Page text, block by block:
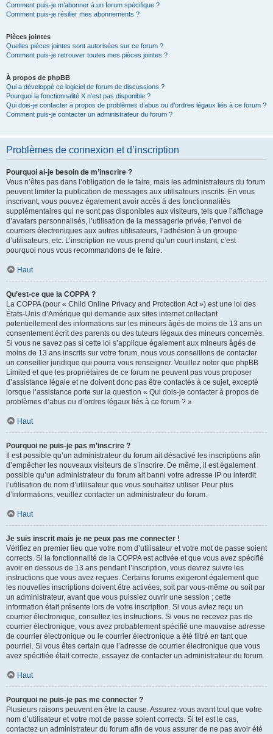
Comment puis-je m’abonner à un forum spécifique ?
Comment puis-je résilier mes abonnements ?
Pièces jointes
Quelles pièces jointes sont autorisées sur ce forum ?
Comment puis-je retrouver toutes mes pièces jointes ?
À propos de phpBB
Qui a développé ce logiciel de forum de discussions ?
Pourquoi la fonctionnalité X n’est pas disponible ?
Qui dois-je contacter à propos de problèmes d’abus ou d’ordres légaux liés à ce forum ?
Comment puis-je contacter un administrateur du forum ?
Problèmes de connexion et d’inscription
Pourquoi ai-je besoin de m’inscrire ?
Vous n’êtes pas dans l’obligation de le faire, mais les administrateurs du forum
peuvent limiter la publication de messages aux utilisateurs inscrits. En vous
inscrivant, vous pouvez également avoir accès à des fonctionnalités
supplémentaires qui ne sont pas disponibles aux visiteurs, tels que l’affichage
d’avatars personnalisés, l’utilisation de la messagerie privée, l’envoi de
courriers électroniques aux autres utilisateurs, l’adhésion à un groupe
d’utilisateurs, etc. L’inscription ne vous prend qu’un court instant, c’est
pourquoi nous vous recommandons de le faire.
Haut
Qu’est-ce que la COPPA ?
La COPPA (pour « Child Online Privacy and Protection Act ») est une loi des
États-Unis d’Amérique qui demande aux sites internet collectant
potentiellement des informations sur les mineurs âgés de moins de 13 ans un
consentement écrit des parents ou des tuteurs légaux des mineurs concernés.
Si vous ne savez pas si cette loi s’applique également aux mineurs âgés de
moins de 13 ans inscrits sur votre forum, nous vous conseillons de contacter
un conseiller juridique qui pourra vous renseigner. Veuillez noter que phpBB
Limited et que les propriétaires de ce forum ne peuvent pas vous proposer
d’assistance légale et ne doivent donc pas être contactés à ce sujet, excepté
lorsque l’assistance porte sur la question « Qui dois-je contacter à propos de
problèmes d’abus ou d’ordres légaux liés à ce forum ? ».
Haut
Pourquoi ne puis-je pas m’inscrire ?
Il est possible qu’un administrateur du forum ait désactivé les inscriptions afin
d’empêcher les nouveaux visiteurs de s’inscrire. De même, il est également
possible qu’un administrateur du forum ait banni votre adresse IP ou interdit
l’utilisation du nom d’utilisateur que vous souhaitez utiliser. Pour plus
d’informations, veuillez contacter un administrateur du forum.
Haut
Je suis inscrit mais je ne peux pas me connecter !
Vérifiez en premier lieu que votre nom d’utilisateur et votre mot de passe soient
corrects. Si la fonctionnalité de la COPPA est activée et que vous avez spécifié
avoir en dessous de 13 ans pendant l’inscription, vous devrez suivre les
instructions que vous avez reçues. Certains forums exigeront également que
les nouvelles inscriptions doivent être activées, soit par vous-même ou soit par
un administrateur, avant que vous puissiez ouvrir une session ; cette
information était présente lors de votre inscription. Si vous aviez reçu un
courrier électronique, consultez les instructions. Si vous ne recevez pas de
courrier électronique, vous avez probablement spécifié une mauvaise adresse
de courrier électronique ou le courrier électronique a été filtré en tant que
pourriel. Si vous êtes certain que l’adresse de courrier électronique que vous
avez spécifiée était correcte, essayez de contacter un administrateur du forum.
Haut
Pourquoi ne puis-je pas me connecter ?
Plusieurs raisons peuvent en être la cause. Assurez-vous avant tout que votre
nom d’utilisateur et votre mot de passe soient corrects. Si tel est le cas,
contactez un administrateur du forum afin de vous assurer de ne pas avoir été